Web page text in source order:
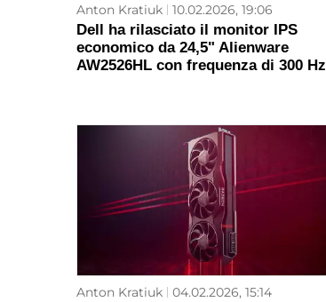
Anton Kratiuk 10.02.2026, 19:06
Dell ha rilasciato il monitor IPS
economico da 24,5" Alienware
AW2526HL con frequenza di 300 Hz
Anton Kratiuk 04.02.2026, 15:14